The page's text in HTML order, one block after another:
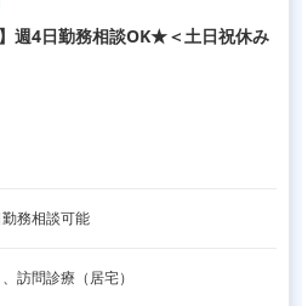
週4日勤務相談OK★＜土日祝休み
務相談可能
訪問診療（居宅）